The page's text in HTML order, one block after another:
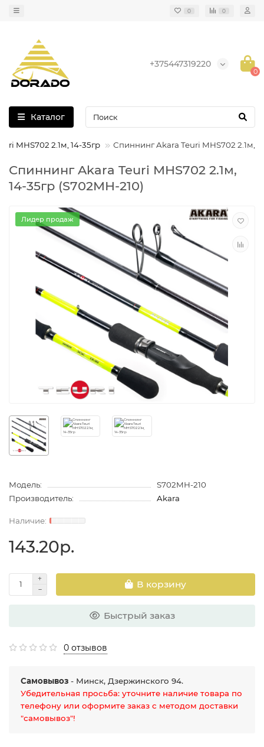
0 0
+375447319220
0
Каталог
MHS702 2.1м, 14-35гр Спиннинг Akara Teuri MHS702 2.1м,
Спиннинг Akara Teuri MHS702 2.1м,
14-35гр (S702MH-210)
Лидер продаж
Модель:
S702MH-210
Производитель:
Akara
143.20р.
В корзину
Быстрый заказ
0 отзывов
Самовывоз - Минск, Дзержинского 94.
Убедительная просьба: уточните наличие товара по
телефону или оформите заказ с методом доставки
"самовывоз"!